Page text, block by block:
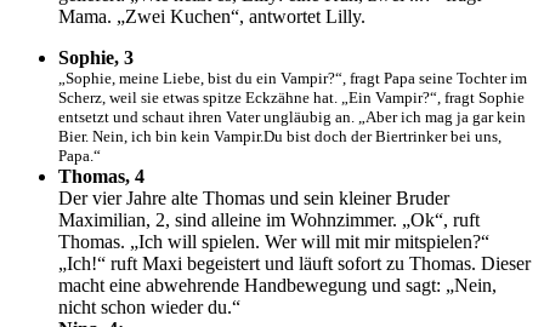
Mama. „Zwei Kuchen“, antwortet Lilly.
Sophie, 3
„Sophie, meine Liebe, bist du ein Vampir?“, fragt Papa seine Tochter im
Scherz, weil sie etwas spitze Eckzähne hat. „Ein Vampir?“, fragt Sophie
entsetzt und schaut ihren Vater ungläubig an. „Aber ich mag ja gar kein
Bier. Nein, ich bin kein Vampir.Du bist doch der Biertrinker bei uns,
Papa.“
Thomas, 4
Der vier Jahre alte Thomas und sein kleiner Bruder
Maximilian, 2, sind alleine im Wohnzimmer. „Ok“, ruft
Thomas. „Ich will spielen. Wer will mit mir mitspielen?“
„Ich!“ ruft Maxi begeistert und läuft sofort zu Thomas. Dieser
macht eine abwehrende Handbewegung und sagt: „Nein,
nicht schon wieder du.“